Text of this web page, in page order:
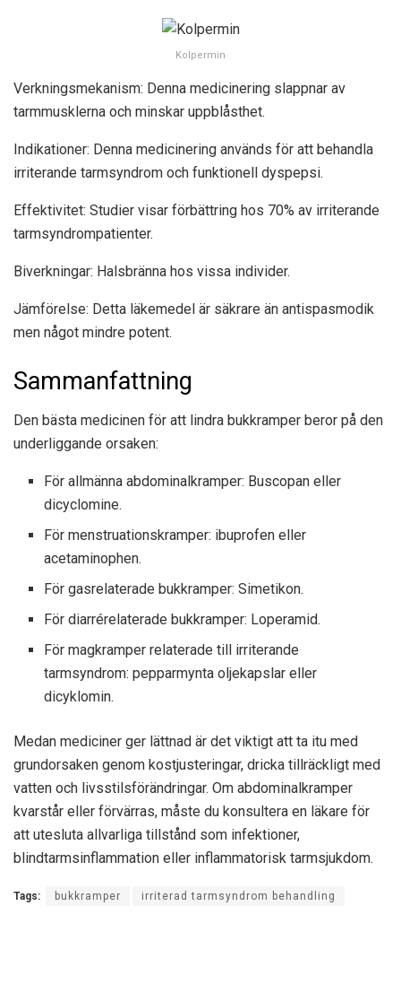
Kolpermin
Verkningsmekanism: Denna medicinering slappnar av
tarmmusklerna och minskar uppblåsthet.
Indikationer: Denna medicinering används för att behandla
irriterande tarmsyndrom och funktionell dyspepsi.
Effektivitet: Studier visar förbättring hos 70% av irriterande
tarmsyndrompatienter.
Biverkningar: Halsbränna hos vissa individer.
Jämförelse: Detta läkemedel är säkrare än antispasmodik
men något mindre potent.
Sammanfattning
Den bästa medicinen för att lindra bukkramper beror på den
underliggande orsaken:
För allmänna abdominalkramper: Buscopan eller
dicyclomine.
För menstruationskramper: ibuprofen eller
acetaminophen.
För gasrelaterade bukkramper: Simetikon.
För diarrérelaterade bukkramper: Loperamid.
För magkramper relaterade till irriterande
tarmsyndrom: pepparmynta oljekapslar eller
dicyklomin.
Medan mediciner ger lättnad är det viktigt att ta itu med
grundorsaken genom kostjusteringar, dricka tillräckligt med
vatten och livsstilsförändringar. Om abdominalkramper
kvarstår eller förvärras, måste du konsultera en läkare för
att utesluta allvarliga tillstånd som infektioner,
blindtarmsinflammation eller inflammatorisk tarmsjukdom.
Tags: bukkramper irriterad tarmsyndrom behandling